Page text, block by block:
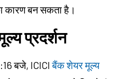
कारण बन सकता है।
प्रदर्शन
बजे, ICICIबैंक शेयर मूल्य